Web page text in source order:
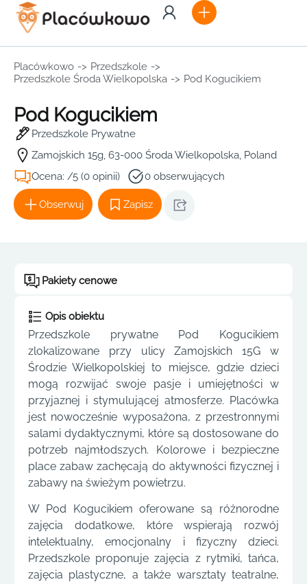
Placówkowo -> Przedszkole ->
Przedszkole Środa Wielkopolska -> Pod Kogucikiem
Pod Kogucikiem
Przedszkole Prywatne
Zamojskich 15g, 63-000 Środa Wielkopolska, Poland
Ocena: /5 (0 opinii)
0 obserwujących
Obserwuj Zapisz
Pakiety cenowe
Opis obiektu
Przedszkole prywatne Pod Kogucikiem
zlokalizowane przy ulicy Zamojskich 15G w
Środzie Wielkopolskiej to miejsce, gdzie dzieci
mogą rozwijać swoje pasje i umiejętności w
przyjaznej i stymulującej atmosferze. Placówka
jest nowocześnie wyposażona, z przestronnymi
salami dydaktycznymi, które są dostosowane do
potrzeb najmłodszych. Kolorowe i bezpieczne
place zabaw zachęcają do aktywności fizycznej i
zabawy na świeżym powietrzu.
W Pod Kogucikiem oferowane są różnorodne
zajęcia dodatkowe, które wspierają rozwój
intelektualny, emocjonalny i fizyczny dzieci.
Przedszkole proponuje zajęcia z rytmiki, tańca,
zajęcia plastyczne, a także warsztaty teatralne,